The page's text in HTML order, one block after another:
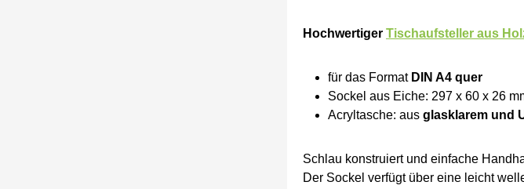
Hochwertiger Tischaufsteller aus
für das Format DIN A4 quer
Sockel aus Eiche: 297 x 60 x 26
Acryltasche: aus glasklarem und
Schlau konstruiert und einfache
Der Sockel verfügt über eine leicht